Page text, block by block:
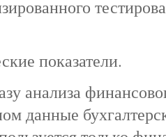
показатели.
анализа
данные